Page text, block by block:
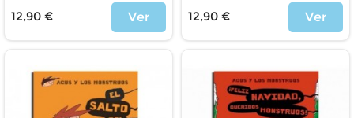
12,90 €
Ver
12,90 €
Ver